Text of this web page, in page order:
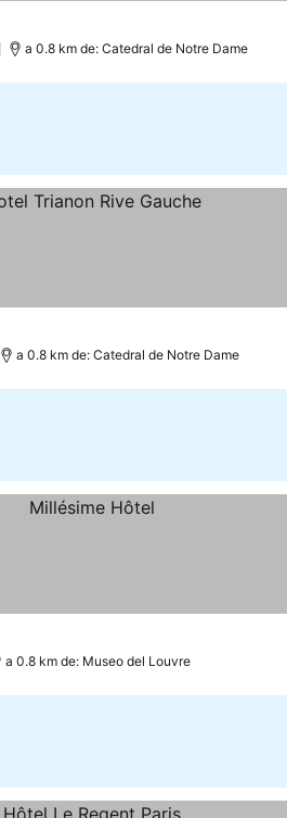
a 0.8 km de: Catedral de Notre Dame
a 0.8 km de: Catedral de Notre Dame
a 0.8 km de: Museo del Louvre